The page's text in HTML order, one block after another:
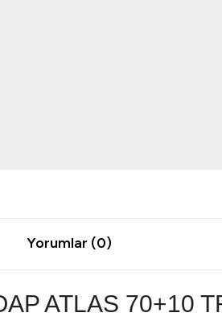
Yorumlar (0)
ATLAS 70+10